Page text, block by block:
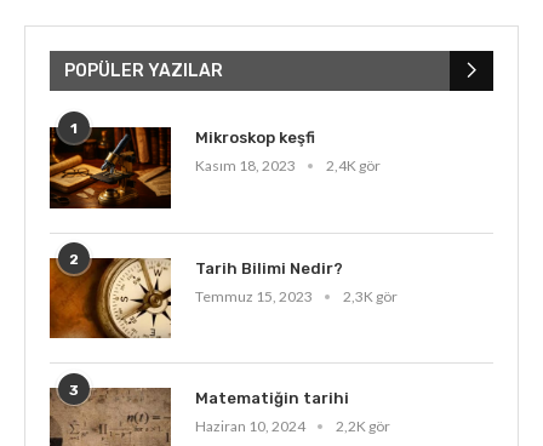
POPÜLER YAZILAR
1
Mikroskop keşfi
Kasım 18, 2023
2,4K gör
2
Tarih Bilimi Nedir?
Temmuz 15, 2023
2,3K gör
3
Matematiğin tarihi
Haziran 10, 2024
2,2K gör